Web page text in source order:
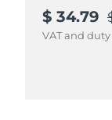
$ 34.79
VAT and duty
$ 34.79
VAT and duty
$ 34.79
VAT and duty